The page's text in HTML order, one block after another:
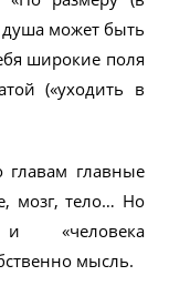
душа может быть
широкие поля
(«уходить в
главам главные
мозг, тело… Но
и «человека
мысль.